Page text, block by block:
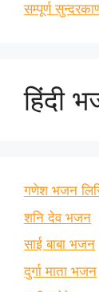
सम्पूर्ण
हिंदी
गणेश भजन
शनि देव भजन
साई बाबा भजन
दुर्गा माता भजन